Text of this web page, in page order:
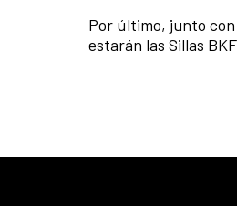
Por último, junto con
estarán las Sillas